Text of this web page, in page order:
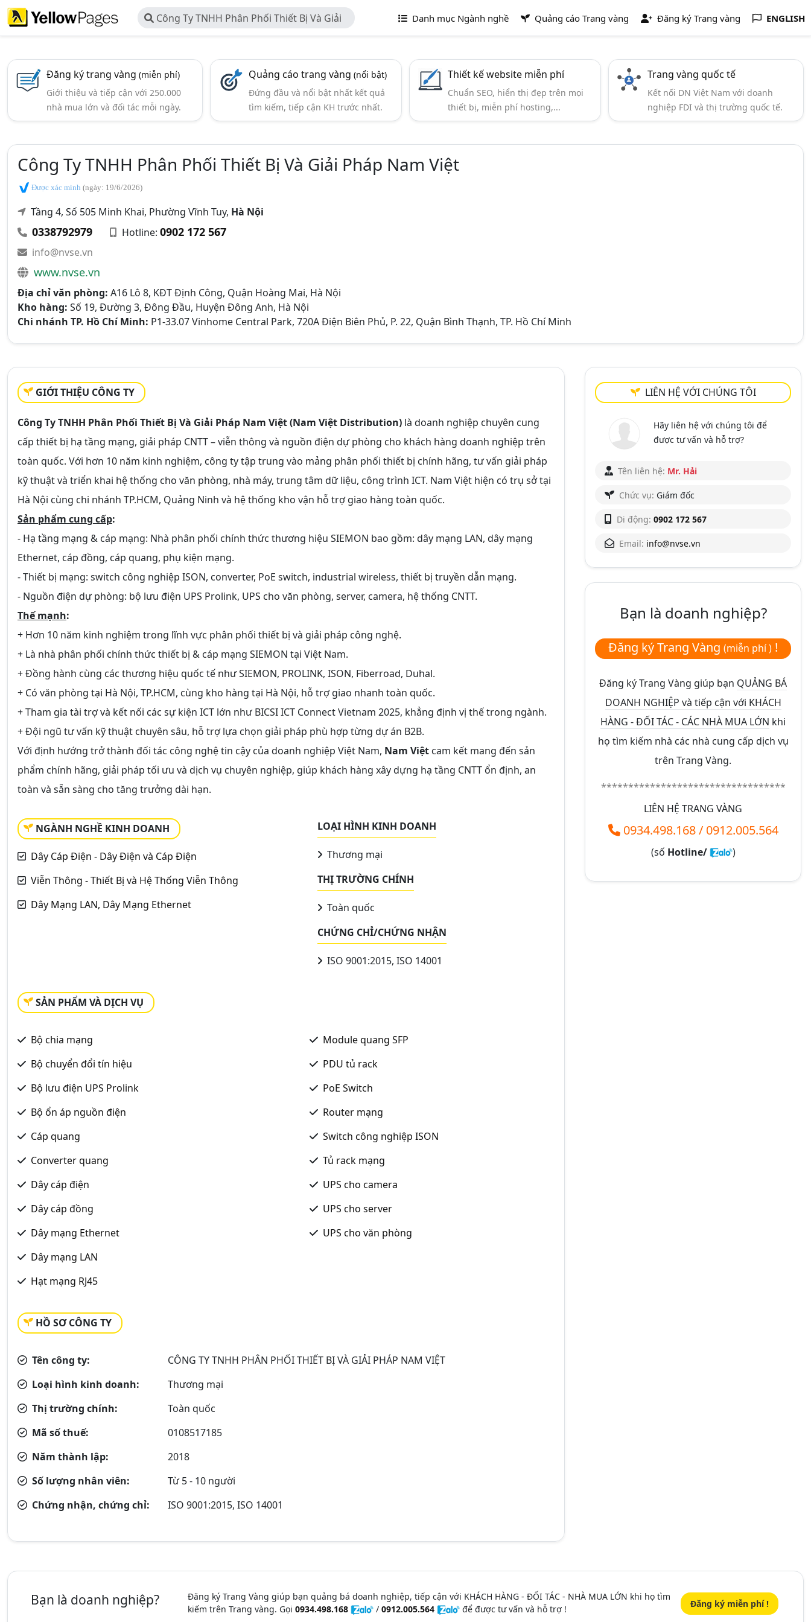
Công Ty TNHH Phân Phối Thiết Bị Và Giải
Pháp Nam Việt
Danh mục Ngành nghề Quảng cáo Trang vàng Đăng ký Trang vàng ENGLISH
Đăng ký trang vàng (miễn phí)
Giới thiệu và tiếp cận với 250.000
nhà mua lớn và đối tác mỗi ngày.
Quảng cáo trang vàng(nổi bật)
Đứng đầu và nổi bật nhất kết quả
tìm kiếm, tiếp cận KH trước nhất.
Thiết kế website miễn phí
Chuẩn SEO, hiển thị đẹp trên mọi
thiết bị, miễn phí hosting,...
Trang vàng quốc tế
Kết nối DN Việt Nam với doanh
nghiệp FDI và thị trường quốc tế.
Công Ty TNHH Phân Phối Thiết Bị Và Giải Pháp Nam Việt
Được xác minh (ngày: 19/6/2026)
Tầng 4, Số 505 Minh Khai, Phường Vĩnh Tuy, Hà Nội
0338792979 Hotline: 0902 172 567
info@nvse.vn
www.nvse.vn
Địa chỉ văn phòng: A16 Lô 8, KĐT Định Công, Quận Hoàng Mai, Hà Nội
Kho hàng: Số 19, Đường 3, Đông Đầu, Huyện Đông Anh, Hà Nội
Chi nhánh TP. Hồ Chí Minh: P1-33.07 Vinhome Central Park, 720A Điện Biên Phủ, P. 22, Quận Bình Thạnh, TP. Hồ Chí Minh
GIỚI THIỆU CÔNG TY
Công Ty TNHH Phân Phối Thiết Bị Và Giải Pháp Nam Việt (Nam Việt Distribution) là doanh nghiệp chuyên cung
cấp thiết bị hạ tầng mạng, giải pháp CNTT – viễn thông và nguồn điện dự phòng cho khách hàng doanh nghiệp trên
toàn quốc. Với hơn 10 năm kinh nghiệm, công ty tập trung vào mảng phân phối thiết bị chính hãng, tư vấn giải pháp
kỹ thuật và triển khai hệ thống cho văn phòng, nhà máy, trung tâm dữ liệu, công trình ICT. Nam Việt hiện có trụ sở tại
Hà Nội cùng chi nhánh TP.HCM, Quảng Ninh và hệ thống kho vận hỗ trợ giao hàng toàn quốc.
Sản phẩm cung cấp:
- Hạ tầng mạng & cáp mạng: Nhà phân phối chính thức thương hiệu SIEMON bao gồm: dây mạng LAN, dây mạng
Ethernet, cáp đồng, cáp quang, phụ kiện mạng.
- Thiết bị mạng: switch công nghiệp ISON, converter, PoE switch, industrial wireless, thiết bị truyền dẫn mạng.
- Nguồn điện dự phòng: bộ lưu điện UPS Prolink, UPS cho văn phòng, server, camera, hệ thống CNTT.
Thế mạnh:
+ Hơn 10 năm kinh nghiệm trong lĩnh vực phân phối thiết bị và giải pháp công nghệ.
+ Là nhà phân phối chính thức thiết bị & cáp mạng SIEMON tại Việt Nam.
+ Đồng hành cùng các thương hiệu quốc tế như SIEMON, PROLINK, ISON, Fiberroad, Duhal.
+ Có văn phòng tại Hà Nội, TP.HCM, cùng kho hàng tại Hà Nội, hỗ trợ giao nhanh toàn quốc.
+ Tham gia tài trợ và kết nối các sự kiện ICT lớn như BICSI ICT Connect Vietnam 2025, khẳng định vị thế trong ngành.
+ Đội ngũ tư vấn kỹ thuật chuyên sâu, hỗ trợ lựa chọn giải pháp phù hợp từng dự án B2B.
Với định hướng trở thành đối tác công nghệ tin cậy của doanh nghiệp Việt Nam, Nam Việt cam kết mang đến sản
phẩm chính hãng, giải pháp tối ưu và dịch vụ chuyên nghiệp, giúp khách hàng xây dựng hạ tầng CNTT ổn định, an
toàn và sẵn sàng cho tăng trưởng dài hạn.
NGÀNH NGHỀ KINH DOANH
Dây Cáp Điện - Dây Điện và Cáp Điện
Viễn Thông - Thiết Bị và Hệ Thống Viễn Thông
Dây Mạng LAN, Dây Mạng Ethernet
LOẠI HÌNH KINH DOANH
Thương mại
THỊ TRƯỜNG CHÍNH
Toàn quốc
CHỨNG CHỈ/CHỨNG NHẬN
ISO 9001:2015, ISO 14001
SẢN PHẨM VÀ DỊCH VỤ
Bộ chia mạng
Bộ chuyển đổi tín hiệu
Bộ lưu điện UPS Prolink
Bộ ổn áp nguồn điện
Cáp quang
Converter quang
Dây cáp điện
Dây cáp đồng
Dây mạng Ethernet
Dây mạng LAN
Hạt mạng RJ45
Module quang SFP
PDU tủ rack
PoE Switch
Router mạng
Switch công nghiệp ISON
Tủ rack mạng
UPS cho camera
UPS cho server
UPS cho văn phòng
HỒ SƠ CÔNG TY
Tên công ty:
CÔNG TY TNHH PHÂN PHỐI THIẾT BỊ VÀ GIẢI PHÁP NAM VIỆT
Loại hình kinh doanh:
Thương mại
Thị trường chính:
Toàn quốc
Mã số thuế:
0108517185
Năm thành lập:
2018
Số lượng nhân viên:
Từ 5 - 10 người
Chứng nhận, chứng chỉ:
ISO 9001:2015, ISO 14001
LIÊN HỆ VỚI CHÚNG TÔI
Hãy liên hệ với chúng tôi để
được tư vấn và hỗ trợ?
Tên liên hệ: Mr. Hải
Chức vụ: Giám đốc
Di động: 0902 172 567
Email: info@nvse.vn
Bạn là doanh nghiệp?
Đăng ký Trang Vàng (miễn phí ) !
Đăng ký Trang Vàng giúp bạn QUẢNG BÁ
DOANH NGHIỆP và tiếp cận với KHÁCH
HÀNG - ĐỐI TÁC - CÁC NHÀ MUA LỚN khi
họ tìm kiếm nhà các nhà cung cấp dịch vụ
trên Trang Vàng.
**********************************
LIÊN HỆ TRANG VÀNG
0934.498.168/ 0912.005.564
(số Hotline/ )
Bạn là doanh nghiệp?
Đăng ký Trang Vàng giúp bạn quảng bá doanh nghiệp, tiếp cận với KHÁCH HÀNG - ĐỐI TÁC - NHÀ MUA LỚN khi họ tìm
kiếm trên Trang vàng. Gọi 0934.498.168 / 0912.005.564 để được tư vấn và hỗ trợ ! Đăng ký miễn phí !